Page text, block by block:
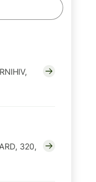
320,